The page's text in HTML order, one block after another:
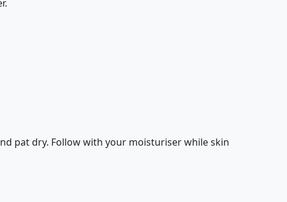
pat dry. Follow with your moisturiser while skin